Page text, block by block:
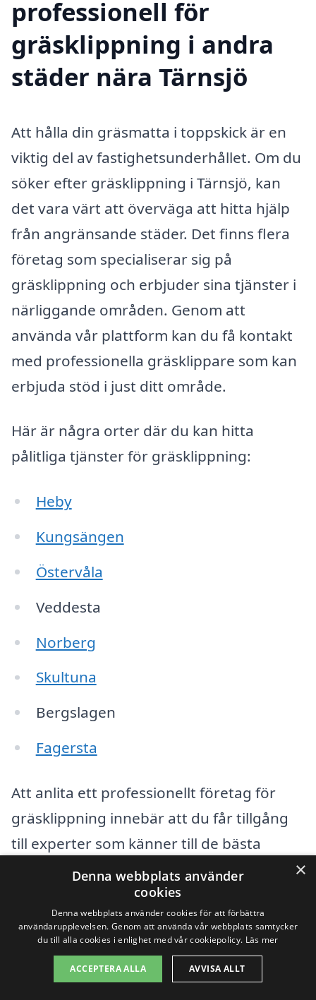
professionell för
gräsklippning i andra
städer nära Tärnsjö
Att hålla din gräsmatta i toppskick är en
viktig del av fastighetsunderhållet. Om du
söker efter gräsklippning i Tärnsjö, kan
det vara värt att överväga att hitta hjälp
från angränsande städer. Det finns flera
företag som specialiserar sig på
gräsklippning och erbjuder sina tjänster i
närliggande områden. Genom att
använda vår plattform kan du få kontakt
med professionella gräsklippare som kan
erbjuda stöd i just ditt område.
Här är några orter där du kan hitta
pålitliga tjänster för gräsklippning:
Heby
Kungsängen
Östervåla
Veddesta
Norberg
Skultuna
Bergslagen
Fagersta
Att anlita ett professionellt företag för
gräsklippning innebär att du får tillgång
till experter som känner till de bästa
metoderna och utrustningen för att få din
gräsmatta att se perfekt ut. Fördelarna
med att använda en tjänst för
gräsklippning omfattar:
×
Denna webbplats använder
cookies
Denna webbplats använder cookies för att förbättra
användarupplevelsen. Genom att använda vår webbplats samtycker
du till alla cookies i enlighet med vår cookiepolicy. Läs mer
ACCEPTERA ALLA AVVISA ALLT